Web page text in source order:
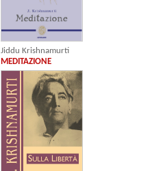
Jiddu Krishnamurti
MEDITAZIONE